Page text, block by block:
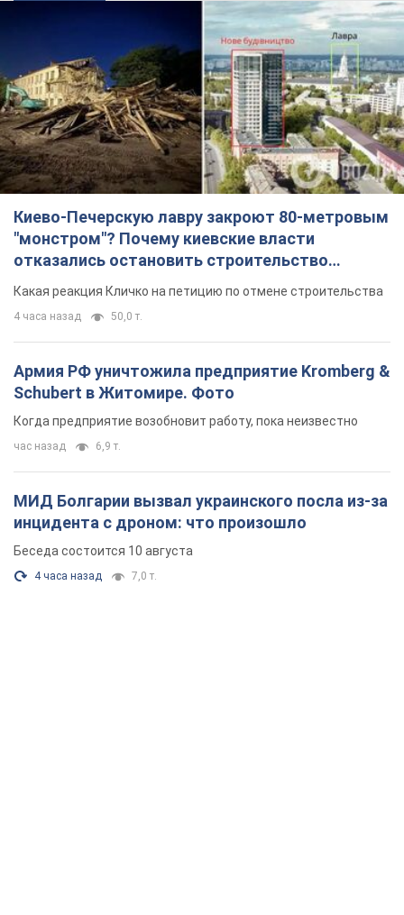
Киево-Печерскую лавру закроют 80-метровым
"монстром"? Почему киевские власти
отказались остановить строительство
небоскреба "московского верующего"
Какая реакция Кличко на петицию по отмене строительства
4 часа назад 50,0 т.
Армия РФ уничтожила предприятие Kromberg &
Schubert в Житомире. Фото
Когда предприятие возобновит работу, пока неизвестно
час назад 6,9 т.
МИД Болгарии вызвал украинского посла из-за
инцидента с дроном: что произошло
Беседа состоится 10 августа
4 часа назад 7,0 т.